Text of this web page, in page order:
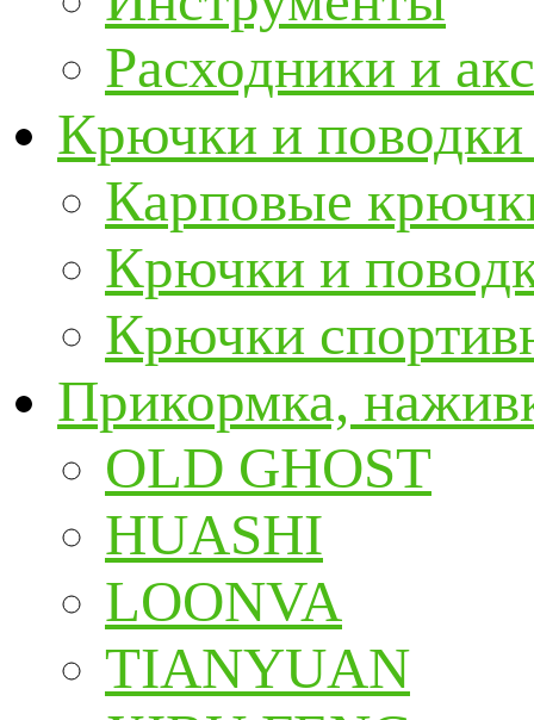
Расходники и
Крючки и
Карповые
Крючки и
Крючки
Прикормка,
OLD GHOST
HUASHI
LOONVA
TIANYUAN